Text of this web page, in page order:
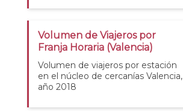
Volumen de Viajeros por
Franja Horaria (Valencia)
Volumen de viajeros por estación
en el núcleo de cercanías Valencia,
año 2018